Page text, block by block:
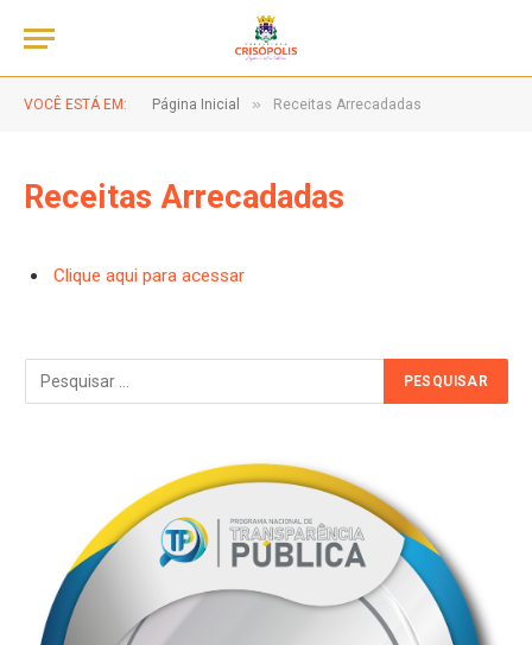
VOCÊ ESTÁ EM: Página Inicial » Receitas Arrecadadas
Receitas Arrecadadas
Clique aqui para acessar